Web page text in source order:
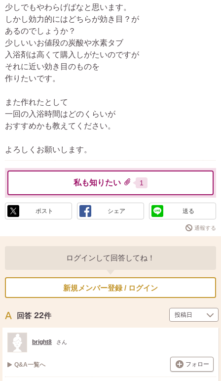
少しでもやわらげばなと思います。
しかし効力的にはどちらが効き目？が
あるのでしょうか？
少しいいお値段の炭酸や水素タブ
入浴剤は高くて購入しがたいのですが
それに近い効き目のものを
作りたいです。
また作れたとして
一回の入浴時間はどのくらいが
おすすめかも教えてください。
よろしくお願いします。
私も知りたい 1
ポスト シェア 送る
通報する
ログインして回答してね！
新規メンバー登録 / ログイン
回答 22件
bright8 さん
Q&A一覧へ フォロー